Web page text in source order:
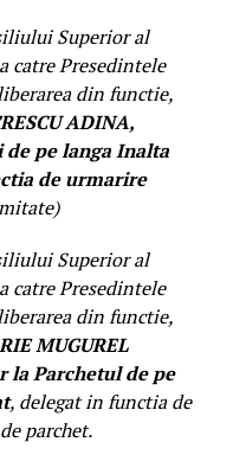
Superior al
catre Presedintele
din functie,
ADINA,
pe langa Inalta
de urmarire
Superior al
catre Presedintele
din functie,
MUGUREL
la Parchetul de pe
, delegat in functia de
parchet.